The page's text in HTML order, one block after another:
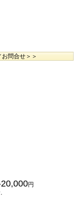
問合せ＞＞
20,000円